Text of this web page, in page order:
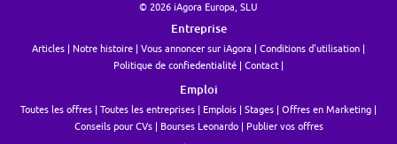
© 2026 iAgora Europa, SLU
Entreprise
Articles Notre histoire Vous annoncer sur iAgora
Conditions d'utilisation
Politique de confiedentialité
Contact
Emploi
Toutes les offres Toutes les entreprises Emplois Stages
Offres en Marketing
Conseils pour CVs
Bourses Leonardo Publier vos offres